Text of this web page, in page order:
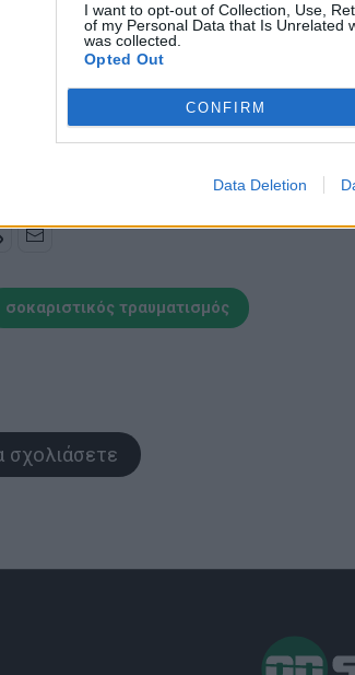
I want to opt-out of Collection, Use,
of my Personal Data that Is Unrelated
was collected.
Opted Out
CONFIRM
Data Deletion
σοκαριστικός τραυματισμός
σχολιάσετε